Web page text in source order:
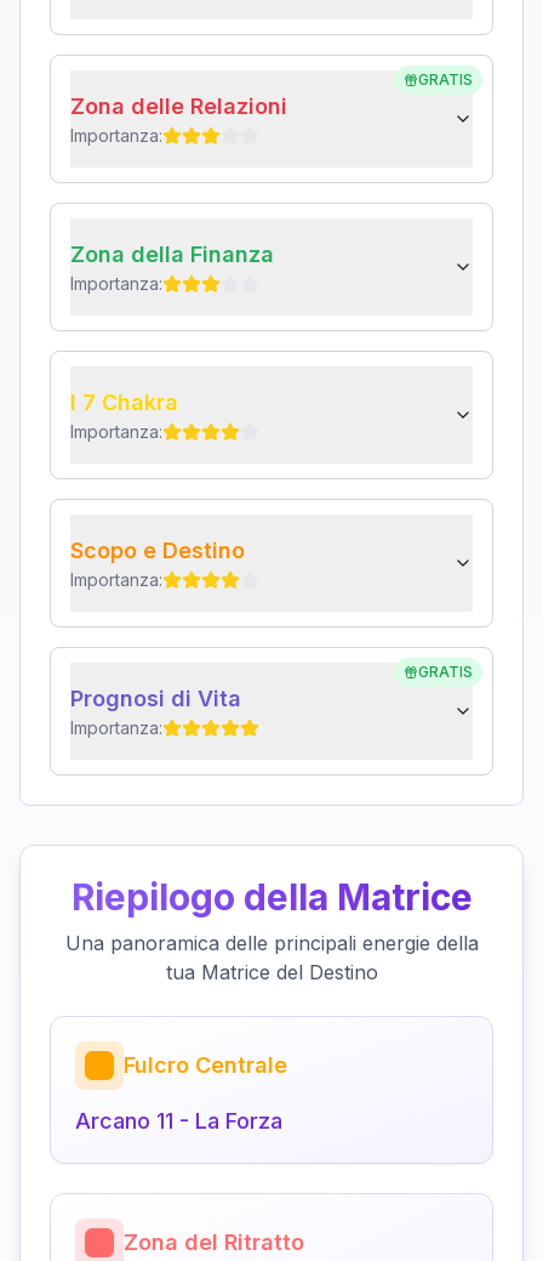
GRATIS
Zona delle Relazioni
Importanza:
Zona della Finanza
Importanza:
I 7 Chakra
Importanza:
Scopo e Destino
Importanza:
GRATIS
Prognosi di Vita
Importanza:
Riepilogo della Matrice
Una panoramica delle principali energie della
tua Matrice del Destino
Fulcro Centrale
Arcano 11 - La Forza
Zona del Ritratto